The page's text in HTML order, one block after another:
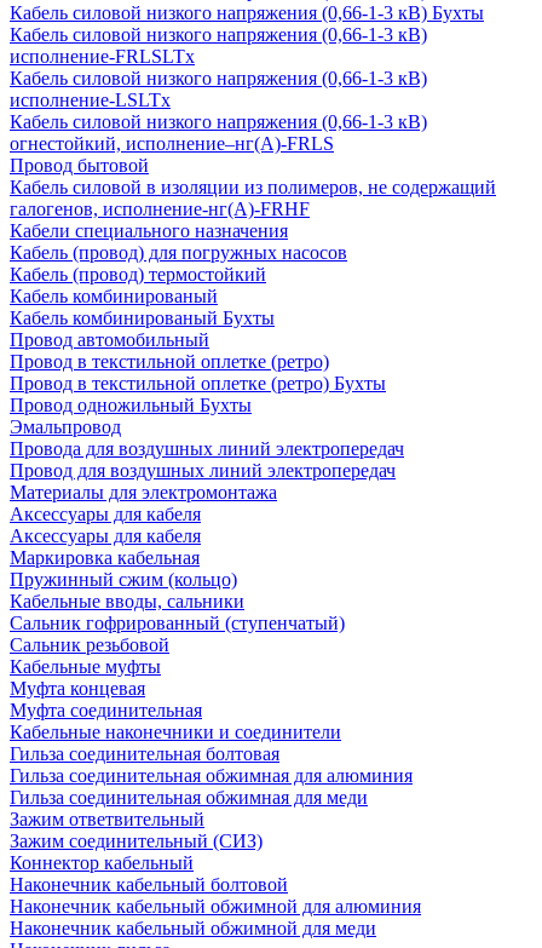
Кабель силовой низкого напряжения (0,66-1-3 кВ) Бухты
Кабель силовой низкого напряжения (0,66-1-3 кВ)
исполнение-FRLSLTx
Кабель силовой низкого напряжения (0,66-1-3 кВ)
исполнение-LSLTx
Кабель силовой низкого напряжения (0,66-1-3 кВ)
огнестойкий, исполнение–нг(А)-FRLS
Провод бытовой
Кабель силовой в изоляции из полимеров, не содержащий
галогенов, исполнение-нг(А)-FRHF
Кабели специального назначения
Кабель (провод) для погружных насосов
Кабель (провод) термостойкий
Кабель комбинированый
Кабель комбинированый Бухты
Провод автомобильный
Провод в текстильной оплетке (ретро)
Провод в текстильной оплетке (ретро) Бухты
Провод одножильный Бухты
Эмальпровод
Провода для воздушных линий электропередач
Провод для воздушных линий электропередач
Материалы для электромонтажа
Аксессуары для кабеля
Аксессуары для кабеля
Маркировка кабельная
Пружинный сжим (кольцо)
Кабельные вводы, сальники
Сальник гофрированный (ступенчатый)
Сальник резьбовой
Кабельные муфты
Муфта концевая
Муфта соединительная
Кабельные наконечники и соединители
Гильза соединительная болтовая
Гильза соединительная обжимная для алюминия
Гильза соединительная обжимная для меди
Зажим ответвительный
Зажим соединительный (СИЗ)
Коннектор кабельный
Наконечник кабельный болтовой
Наконечник кабельный обжимной для алюминия
Наконечник кабельный обжимной для меди